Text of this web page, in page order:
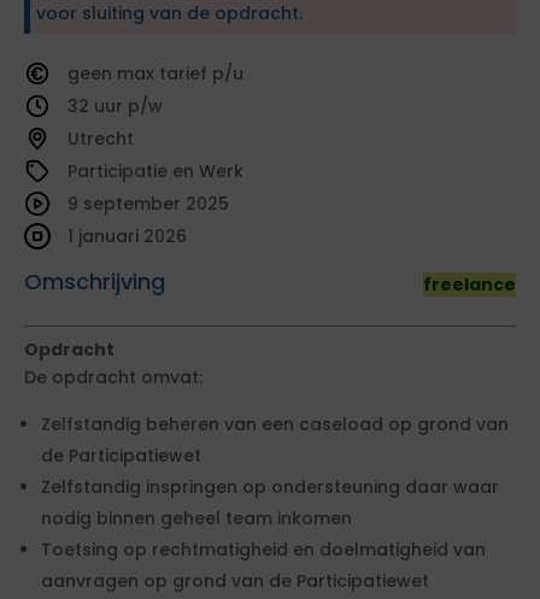
voor sluiting van de opdracht.
geen
tarief
32
Utrecht
Participatie en Werk
Omschrijving freelance
9 september 2025
1 januari 2026
Opdracht
De opdracht omvat:
Zelfstandig beheren van een caseload op grond van
de Participatiewet
Zelfstandig inspringen op ondersteuning daar waar
nodig binnen geheel team inkomen
Toetsing op rechtmatigheid en doelmatigheid van
aanvragen op grond van de Participatiewet